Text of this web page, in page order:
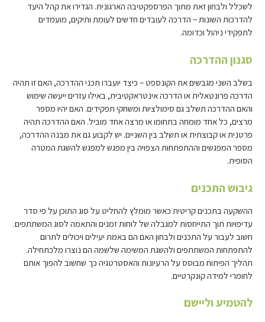
לשכלל ולבחון זאת מתוך הפרספקטיבה הארגונית. הגדירו את קהל היעד
להדרכות השונות – הדרכה לעובדים חדשים לעומת ותיקים, מועמדים
לתפקידי ניהול וכדומה.
סגנון ההדרכה
בשלב השני מגבשים את הקונספט – כיצד יועברו תכני ההדרכה, האם זו תהיה
הדרכה פרונטאלית או הדרכה אינטראקטיבית, באילו עזרים ייעשה שימוש
והאם ההדרכה תשלב גם סימולציות ומשחקי תפקידים. האם יהיו מספר
מרצים, כל אחד מומחה בתחומו או מרצה אחד מוביל. האם ההדרכה תהיה
פרטנית או קבוצתית או תשלב בין השניים. יש לקבוע גם את מבנה ההדרכה,
מספר המפגשים וההתפתחות הצפויה בין מפגש למפגש להשגת המטרה
הסופית.
גיבוש התכנים
ההשקעה בתכנים קריטית כאשר מומלץ להחליט על סוג התוכן על פי סדר
עדיפויות תוך התייחסות למגבלה של לוחות זמנים והתאמה לסוג המשתתפים.
חשוב לעבור על התכנים ולבחון האם הם באמת יעילים ויכולים לתרום
להתפתחות המשתתפים ולהשגת המשימה שלשמה הם נוצרו מלכתחילה.
תהליך הפיתוח מבוסס על הרעיונות והאסטרטגיה כך שחשוב להפוך אותם
לחומרי למידה קונקרטיים.
להטמיע וליישם